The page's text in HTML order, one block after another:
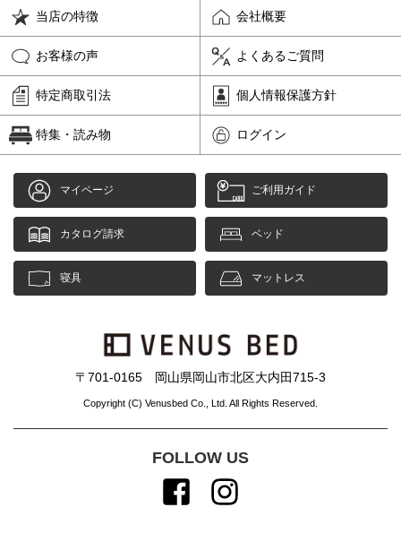
当店の特徴 会社概要
お客様の声 よくあるご質問
特定商取引法 個人情報保護方針
特集・読み物 ログイン
マイページ ご利用ガイド
カタログ請求 ベッド
寝具 マットレス
〒701-0165 岡山県岡山市北区大内田715-3
Copyright (C) Venusbed Co., Ltd. All Rights Reserved.
FOLLOW US